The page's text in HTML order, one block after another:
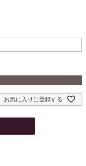
お気に入りに登録する